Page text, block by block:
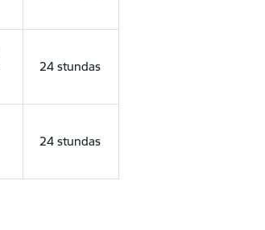
24 stundas
24 stundas